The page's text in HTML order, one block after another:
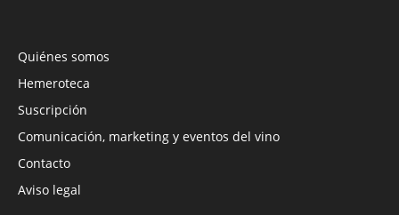
Quiénes somos
Hemeroteca
Suscripción
Comunicación, marketing y eventos del vino
Contacto
Aviso legal